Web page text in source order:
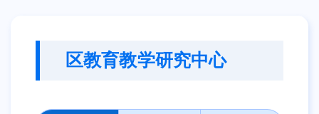
区教育教学研究中心